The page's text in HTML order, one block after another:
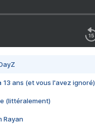
13 ans (et vous l'avez ignoré)
(littéralement)
Rayan